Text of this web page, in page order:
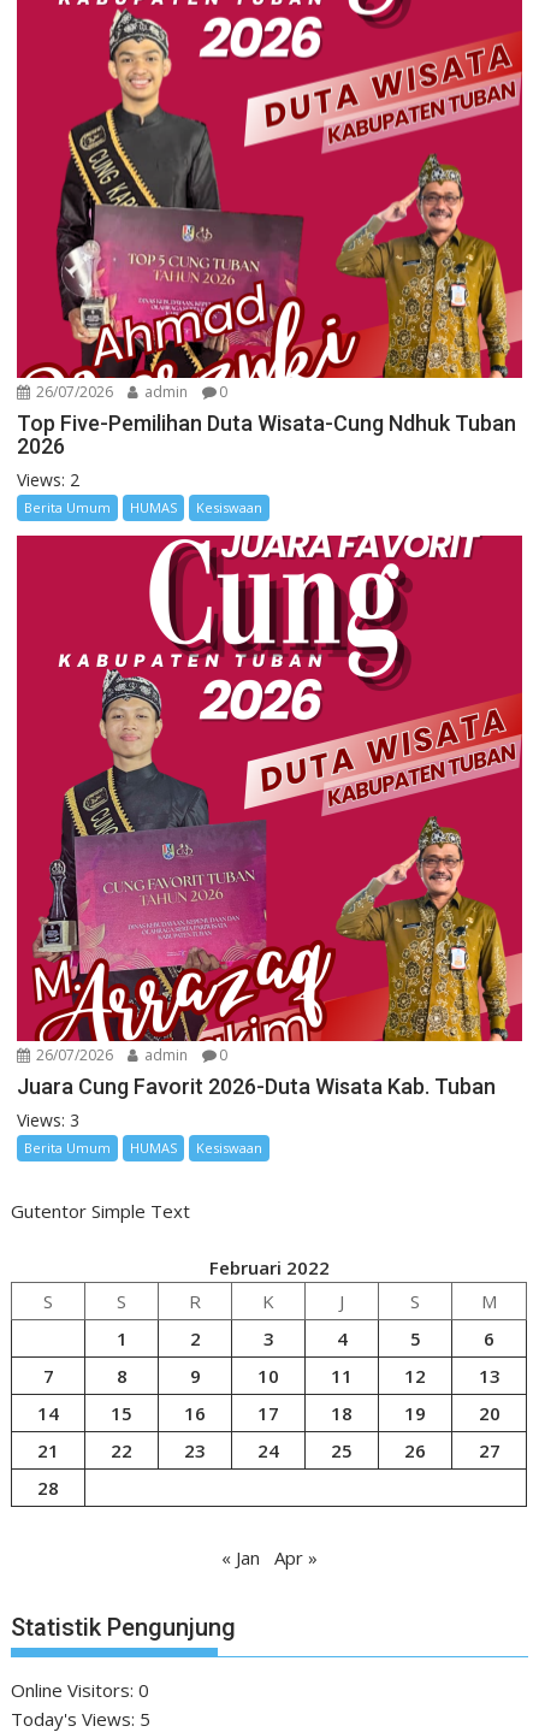
26/07/2026 admin 0
Top Five-Pemilihan Duta Wisata-Cung Ndhuk Tuban
2026
Views: 2
Berita Umum HUMAS Kesiswaan
26/07/2026 admin 0
Juara Cung Favorit 2026-Duta Wisata Kab. Tuban
Views: 3
Berita Umum HUMAS Kesiswaan
Gutentor Simple Text
Februari 2022
S
S R K J S
M
1
2 3 4 5
6
7
8 9 10 11 12
13
14
15 16 17 18 19
20
21
22 23 24 25 26
27
28
« Jan Apr »
Statistik Pengunjung
Online Visitors:0
Today's Views: 5